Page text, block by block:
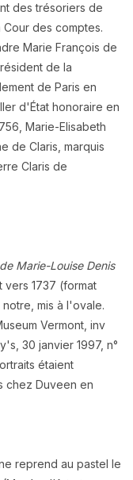
des trésoriers de
Cour des comptes.
Marie François de
de la
de Paris en
d'État honoraire en
Marie-Elisabeth
de Claris, marquis
Claris de
Marie-Louise Denis
vers 1737 (format
mis à l'ovale.
Vermont, inv
30 janvier 1997, n°
étaient
chez Duveen en
reprend au pastel le